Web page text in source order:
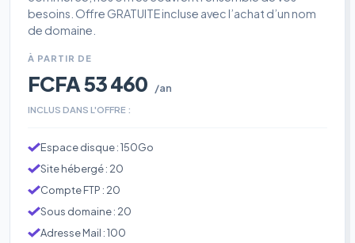
besoins. Offre GRATUITE incluse avec l’achat d’un nom
de domaine.
À PARTIR DE
FCFA 53 460 /an
INCLUS DANS L'OFFRE :
Espace disque : 150Go
Site hébergé : 20
Compte FTP : 20
Sous domaine : 20
Adresse Mail : 100